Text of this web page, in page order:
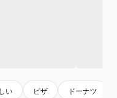
い ピザ ドーナツ